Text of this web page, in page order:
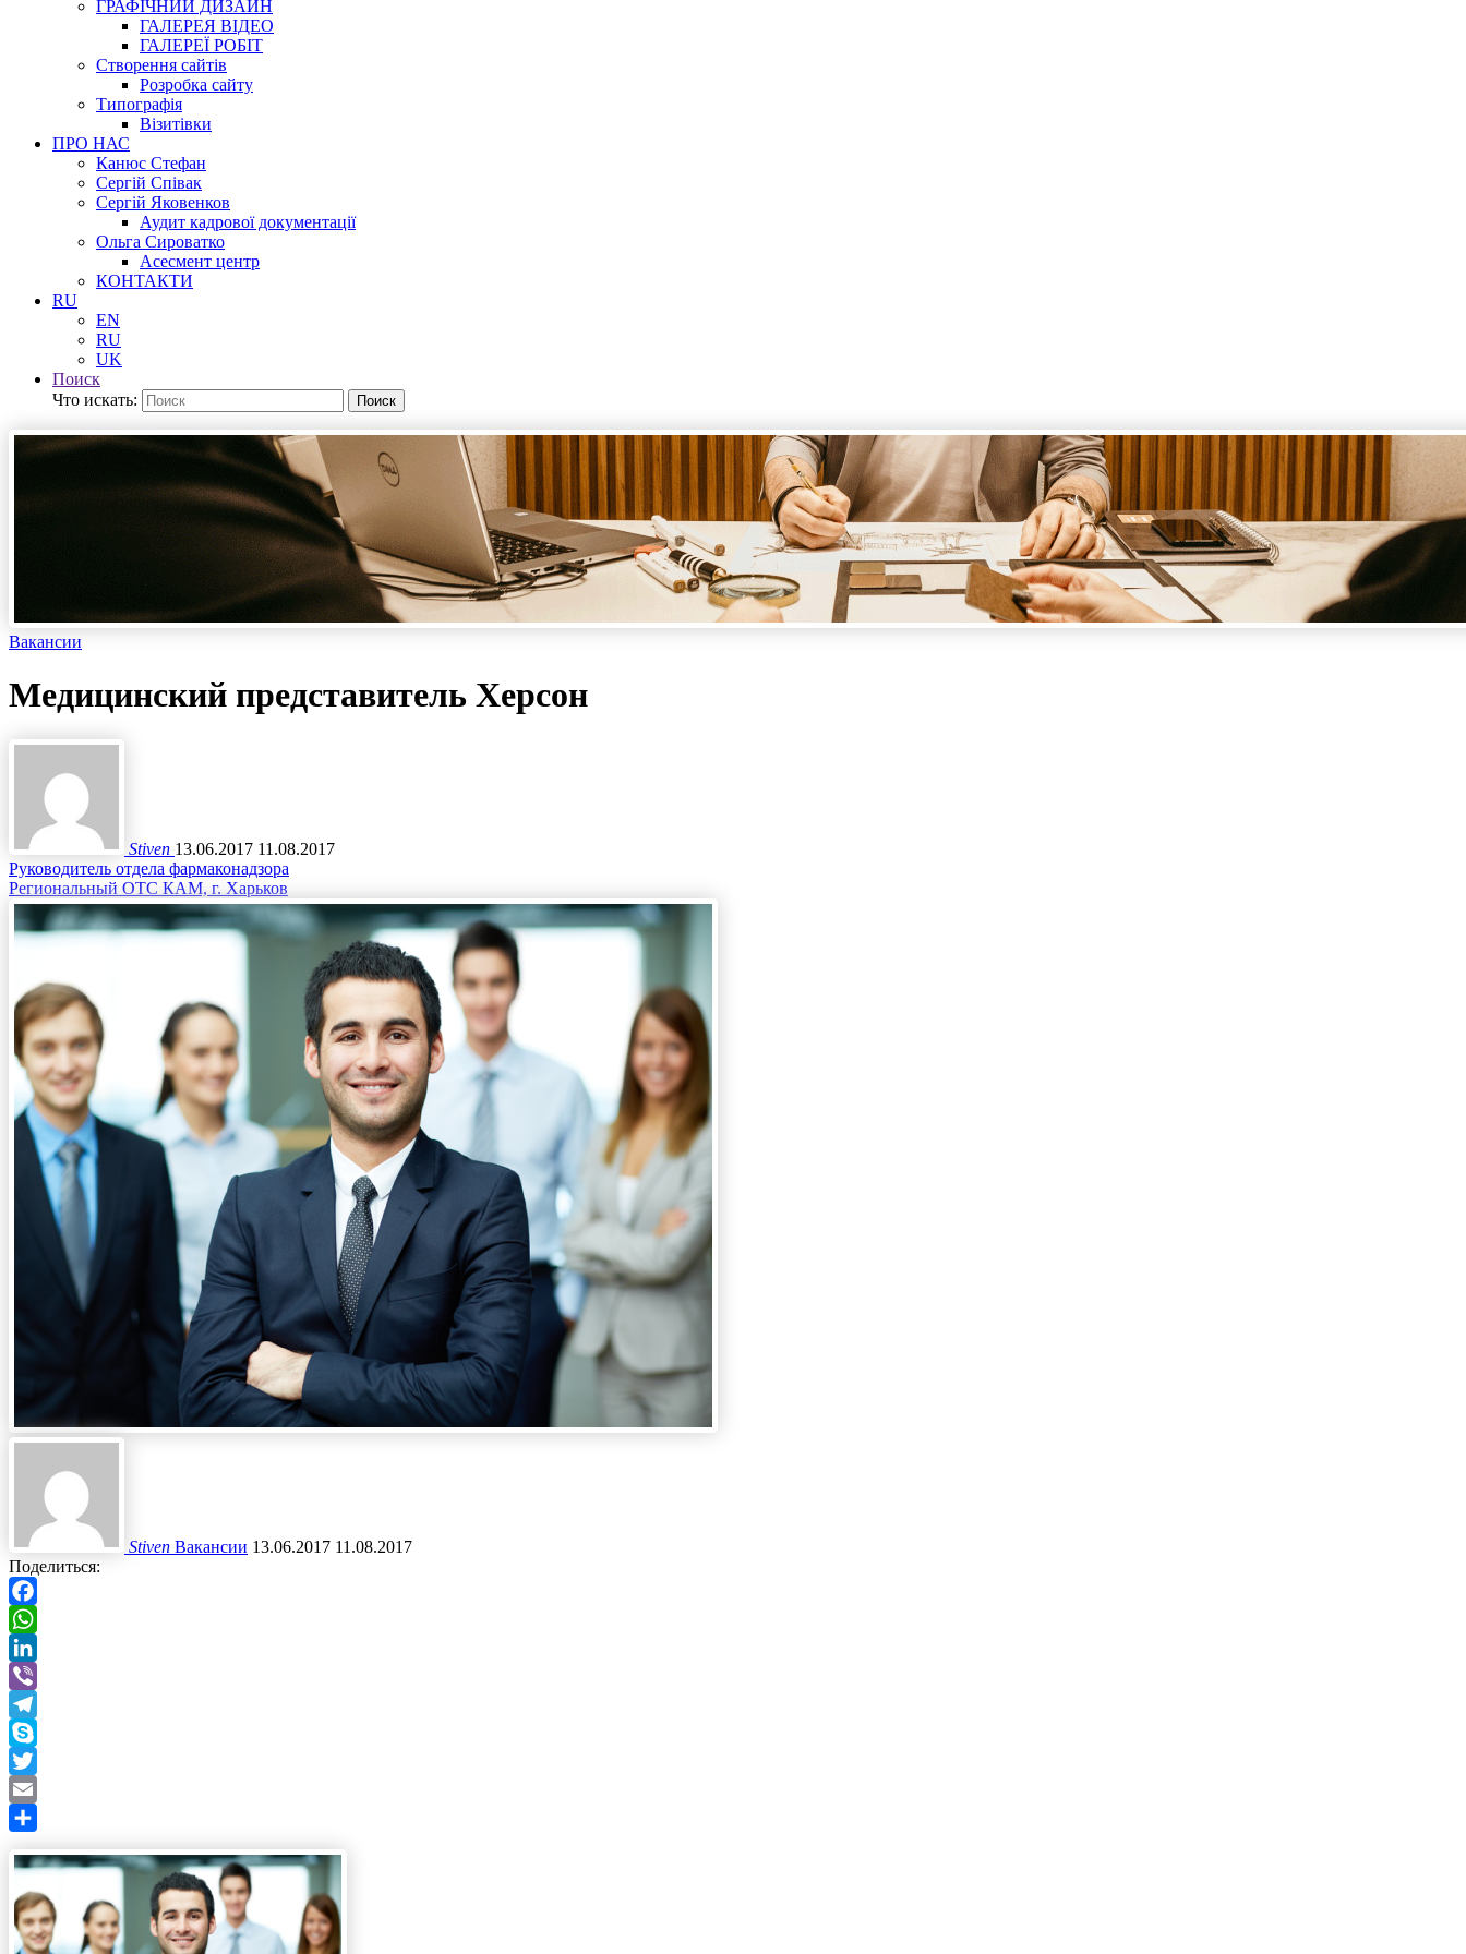
ГРАФІЧНИЙ ДИЗАЙН
ГАЛЕРЕЯ ВІДЕО
ГАЛЕРЕЇ РОБІТ
Створення сайтів
Розробка сайту
Типографія
Візитівки
ПРО НАС
Канюс Стефан
Сергій Співак
Сергій Яковенков
Аудит кадрової документації
Ольга Сироватко
Асесмент центр
КОНТАКТИ
RU
EN
RU
UK
Поиск
Что искать:
Поиск
Вакансии
Медицинский представитель Херсон
Stiven 13.06.2017 11.08.2017
Руководитель отдела фармаконадзора
Региональный ОТС КАМ, г. Харьков
Stiven Вакансии 13.06.2017 11.08.2017
Поделиться:
Facebook
WhatsApp
LinkedIn
Viber
Telegram
Skype
Twitter
Email
Отправить